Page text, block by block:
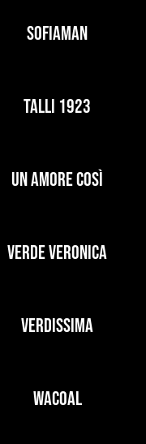
SOFIAMAN
TALLI 1923
UN AMORE COSÌ
VERDE VERONICA
VERDISSIMA
WACOAL